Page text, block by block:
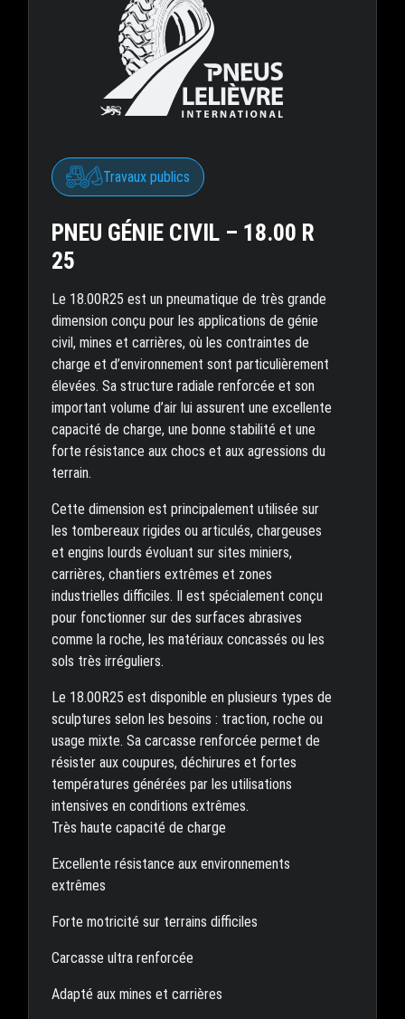
Travaux publics
PNEU GÉNIE CIVIL – 18.00 R
25
Le 18.00R25 est un pneumatique de très grande
dimension conçu pour les applications de génie
civil, mines et carrières, où les contraintes de
charge et d’environnement sont particulièrement
élevées. Sa structure radiale renforcée et son
important volume d’air lui assurent une excellente
capacité de charge, une bonne stabilité et une
forte résistance aux chocs et aux agressions du
terrain.
Cette dimension est principalement utilisée sur
les tombereaux rigides ou articulés, chargeuses
et engins lourds évoluant sur sites miniers,
carrières, chantiers extrêmes et zones
industrielles difficiles. Il est spécialement conçu
pour fonctionner sur des surfaces abrasives
comme la roche, les matériaux concassés ou les
sols très irréguliers.
Le 18.00R25 est disponible en plusieurs types de
sculptures selon les besoins : traction, roche ou
usage mixte. Sa carcasse renforcée permet de
résister aux coupures, déchirures et fortes
températures générées par les utilisations
intensives en conditions extrêmes.
Très haute capacité de charge
Excellente résistance aux environnements
extrêmes
Forte motricité sur terrains difficiles
Carcasse ultra renforcée
Adapté aux mines et carrières